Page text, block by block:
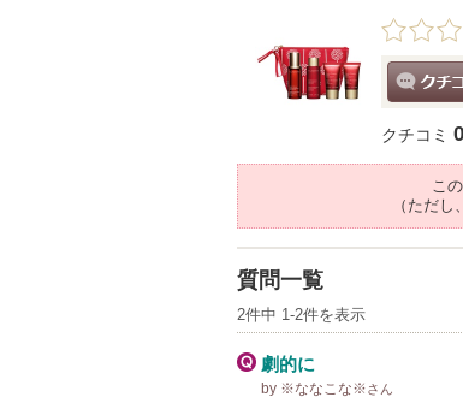
クチコミ 0
こ
（ただ
質問一覧
2件中 1-2件を表示
劇的に
by ※ななこな※さん